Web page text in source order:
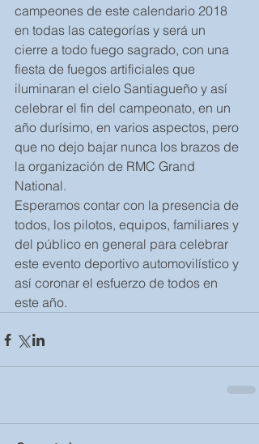
campeones de este calendario 2018
en todas las categorías y será un
cierre a todo fuego sagrado, con una
fiesta de fuegos artificiales que
iluminaran el cielo Santiagueño y así
celebrar el fin del campeonato, en un
año durísimo, en varios aspectos, pero
que no dejo bajar nunca los brazos de
la organización de RMC Grand
National.
Esperamos contar con la presencia de
todos, los pilotos, equipos, familiares y
del público en general para celebrar
este evento deportivo automovilístico y
así coronar el esfuerzo de todos en
este año.